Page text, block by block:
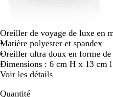
fléchées
pour
faire
défiler
Oreiller de voyage de luxe en
Matière polyester et spandex
Oreiller ultra doux en forme
Dimensions : 6 cm H x 13 cm
Voir les détails
Quantité